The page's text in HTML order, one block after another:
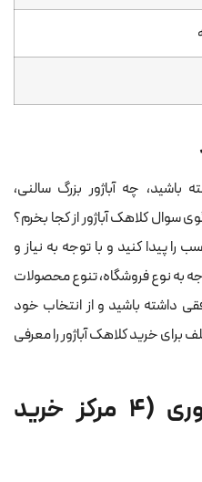
باشید، چه آباژور بزرگ سالنی،
کلاهک آباژور از کجا بخرم؟
را پیدا کنید و با توجه به نیاز و
به نوع فروشگاه، تنوع محصولات
داشته باشید و از انتخاب خود
برای خرید کلاهک آباژور را معرفی
فروشگاه های حضوری (4 مرکز خرید